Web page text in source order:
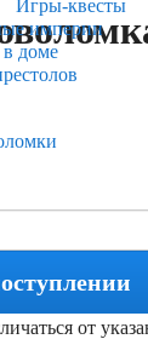
Игры-квесты
империи
доме
от